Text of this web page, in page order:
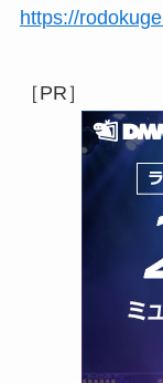
https://
［PR］